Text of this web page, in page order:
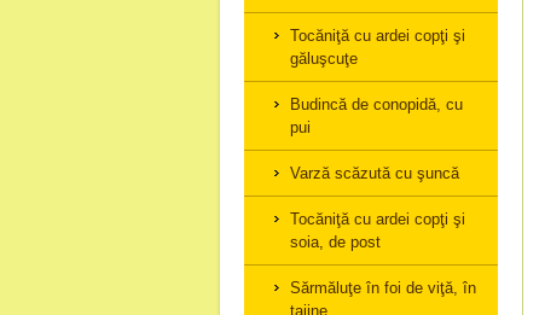
Tocăniţă cu ardei copţi şi
găluşcuţe
Budincă de conopidă, cu
pui
Varză scăzută cu şuncă
Tocăniţă cu ardei copţi şi
soia, de post
Sărmăluţe în foi de viţă, în
tajine